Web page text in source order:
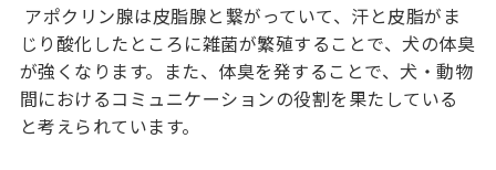
アポクリン腺は皮脂腺と繋がっていて、汗と皮脂がま
じり酸化したところに雑菌が繁殖することで、犬の体臭
が強くなります。また、体臭を発することで、犬・動物
間におけるコミュニケーションの役割を果たしている
と考えられています。